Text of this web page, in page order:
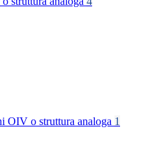
OIV o struttura analoga 1